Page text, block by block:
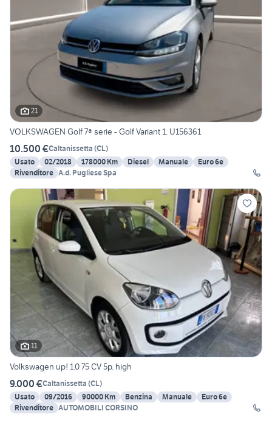
21
VOLKSWAGEN Golf 7ª serie - Golf Variant 1. U156361
10.500 €Caltanissetta (CL)
Usato
02/2018 178000 Km Diesel Manuale
Euro 6e
Rivenditore A.d. Pugliese Spa
11
Volkswagen up! 1.0 75 CV 5p. high
9.000 €Caltanissetta (CL)
Usato
09/2016 90000 Km Benzina Manuale
Euro 6e
Rivenditore AUTOMOBILI CORSINO